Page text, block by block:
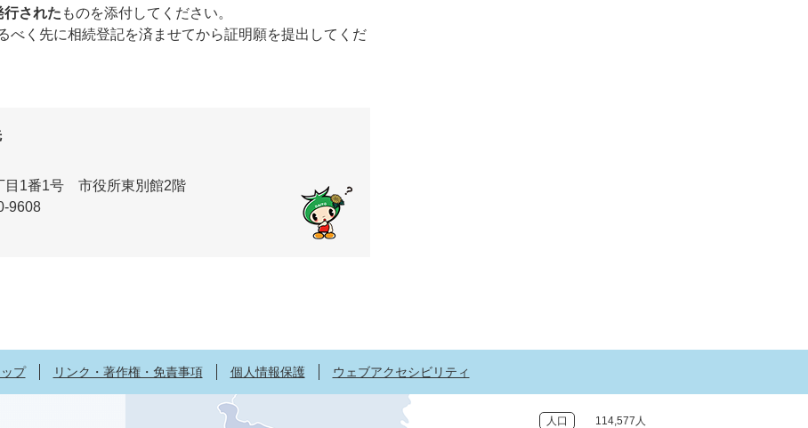
行された ものを添付してください。
べく先に相続登記を済ませてから証明願を提出してくだ
目1番1号 市役所東別館2階
9608
プ リンク・著作権・免責事項 個人情報保護 ウェブアクセシビリティ
人口 114,577人